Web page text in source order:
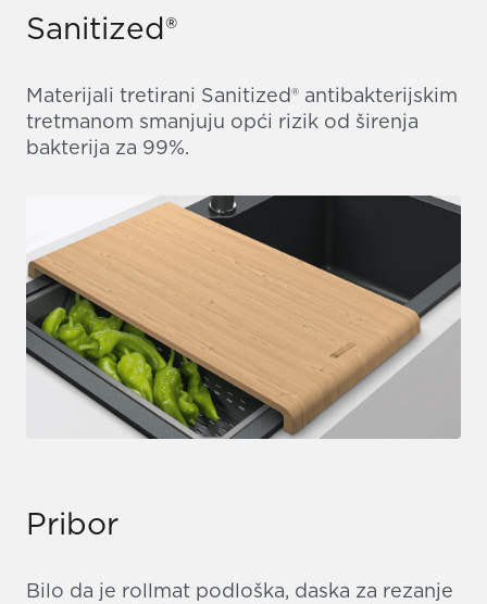
Sanitized®
Materijali tretirani Sanitized® antibakterijskim
tretmanom smanjuju opći rizik od širenja
bakterija za 99%.
Pribor
Bilo da je rollmat podloška, daska za rezanje